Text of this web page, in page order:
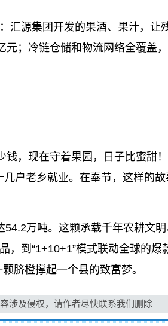
汇源集团开发的果酒、果汁，
元；冷链仓储和物流网络全覆盖
钱，现在守着果园，日子比蜜甜
几户老乡就业。在奉节，这样
万吨。这颗承载千年农耕文
，到“1+10+1”模式联动全球的
脐橙撑起一个县的致富梦。
及侵权，请作者尽快联系我们删除